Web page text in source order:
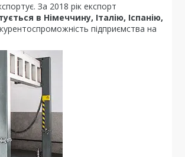
За 2018 рік експорт
в Німеччину, Італію, Іспанію,
підприємства на